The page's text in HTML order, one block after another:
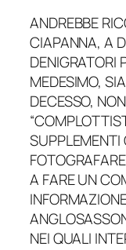
ANDREBBE
CIAPANNA, A
DENIGRATORI
MEDESIMO,
DECESSO,
SUPPLEMENTI
A FARE UN
NEI QUALI